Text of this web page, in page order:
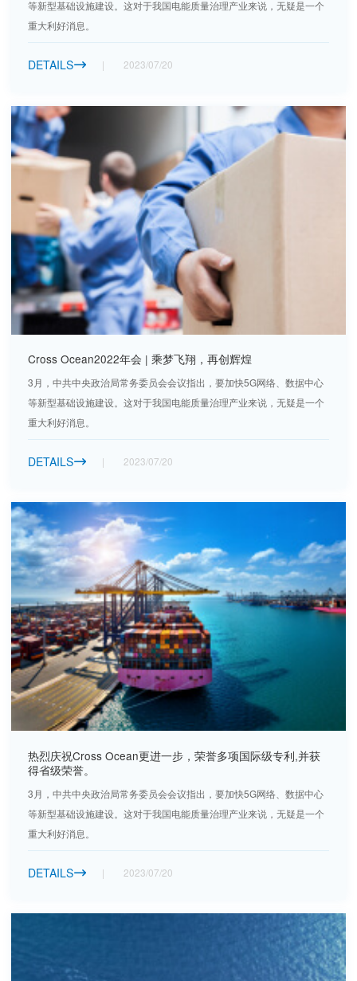
等新型基础设施建设。这对于我国电能质量治理产业来说，无疑是一个
重大利好消息。
DETAILS 2023/07/20
Cross Ocean2022年会 | 乘梦飞翔，再创辉煌
3月，中共中央政治局常务委员会会议指出，要加快5G网络、数据中心
等新型基础设施建设。这对于我国电能质量治理产业来说，无疑是一个
重大利好消息。
DETAILS 2023/07/20
热烈庆祝Cross Ocean更进一步，荣誉多项国际级专利,并获
得省级荣誉。
3月，中共中央政治局常务委员会会议指出，要加快5G网络、数据中心
等新型基础设施建设。这对于我国电能质量治理产业来说，无疑是一个
重大利好消息。
DETAILS 2023/07/20